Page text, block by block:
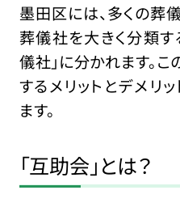
墨田区には、多くの葬
葬儀社を大きく分類す
儀社」に分かれます。
するメリットとデメリ
ます。
「互助会」とは？